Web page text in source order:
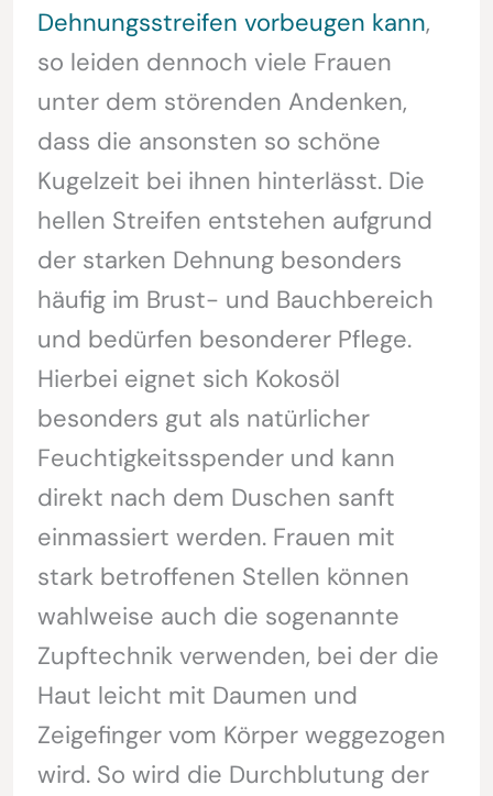
Dehnungsstreifen vorbeugen kann,
so leiden dennoch viele Frauen
unter dem störenden Andenken,
dass die ansonsten so schöne
Kugelzeit bei ihnen hinterlässt. Die
hellen Streifen entstehen aufgrund
der starken Dehnung besonders
häufig im Brust- und Bauchbereich
und bedürfen besonderer Pflege.
Hierbei eignet sich Kokosöl
besonders gut als natürlicher
Feuchtigkeitsspender und kann
direkt nach dem Duschen sanft
einmassiert werden. Frauen mit
stark betroffenen Stellen können
wahlweise auch die sogenannte
Zupftechnik verwenden, bei der die
Haut leicht mit Daumen und
Zeigefinger vom Körper weggezogen
wird. So wird die Durchblutung der